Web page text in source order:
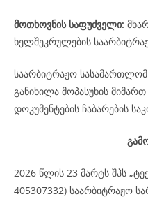
მოთხოვნის საფუძველი:
ხელშეკრულების
საარბიტრაჟო სასამართლომ
განიხილა მოპასუხის
დოკუმენტების ჩაბარების
2026 წლის 23 მარტს შპს
405307332) საარბიტრაჟო